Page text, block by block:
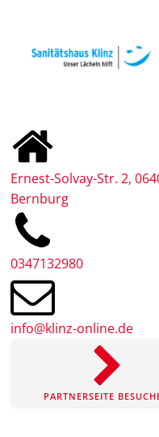
Ernest-Solvay-Str. 2,
Bernburg
0347132980
info@klinz-online.de
PARTNERSEITE